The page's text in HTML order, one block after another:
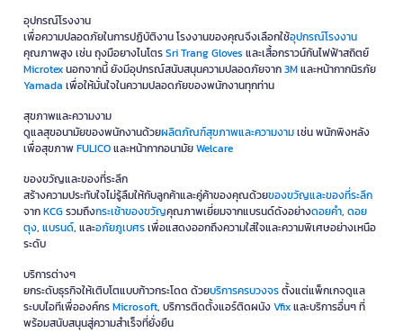
อุปกรณ์โรงงาน
เพื่อความปลอดภัยในการปฏิบัติงาน โรงงานของคุณจึงเลือกใช้อุปกรณ์โรงงาน
คุณภาพสูง เช่น ถุงมือยางไนโตรSri Trang Gloves และเสื้อกราวน์กันไฟฟ้าสถิตย์
Microtexนอกจากนี้ ยังมีอุปกรณ์สนับสนุนความปลอดภัยจาก3Mและหน้ากากนิรภัย
Yamada เพื่อให้มั่นใจในความปลอดภัยของพนักงานทุกท่าน
สุขภาพและความงาม
ดูแลสุขอนามัยของพนักงานด้วยผลิตภัณฑ์สุขภาพและความงามเช่น พนักพิงหลัง
เพื่อสุขภาพFULICOและหน้ากากอนามัยWelcare
ของขวัญและของที่ระลึก
สร้างความประทับใจไม่รู้ลืมให้กับลูกค้าและคู่ค้าของคุณด้วยของขวัญและของที่ระลึก
จากKCGรวมถึงกระเช้าของขวัญคุณภาพเยี่ยมจากแบรนด์ดังอย่างดอยคำ, ดอย
ตุง, แบรนด์, และอภัยภูเบศรเพื่อแสดงออกถึงความใส่ใจและความพิเศษอย่างเหนือ
ระดับ
บริการต่างๆ
ยกระดับธุรกิจให้เติบโตแบบก้าวกระโดด ด้วยบริการครบวงจรตั้งแต่แพ็กเกจดูแล
ระบบไอทีเพื่อองค์กรMicrosoft, บริการติดตั้งแอร์ติดผนังVfixและบริการอื่นๆ ที่
พร้อมสนับสนุนสู่ความสำเร็จที่ยั่งยืน